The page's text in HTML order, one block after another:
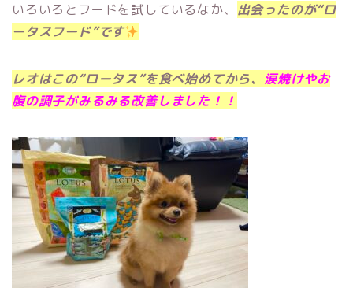
いろいろとフードを試しているなか、 出会ったのが“ロ
ータスフード”です
レオはこの“ロータス”を食べ始めてから、 涙焼けやお
腹の調子がみるみる改善しました！！